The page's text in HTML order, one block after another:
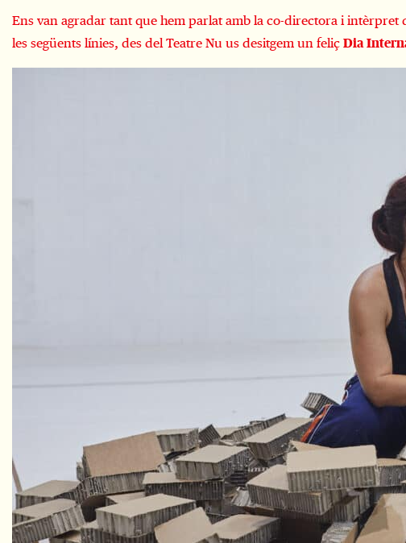
Ens van agradar tant que hem parlat amb la co-directora i intèrpret
les següents línies, des del Teatre Nu us desitgem un feliç Dia